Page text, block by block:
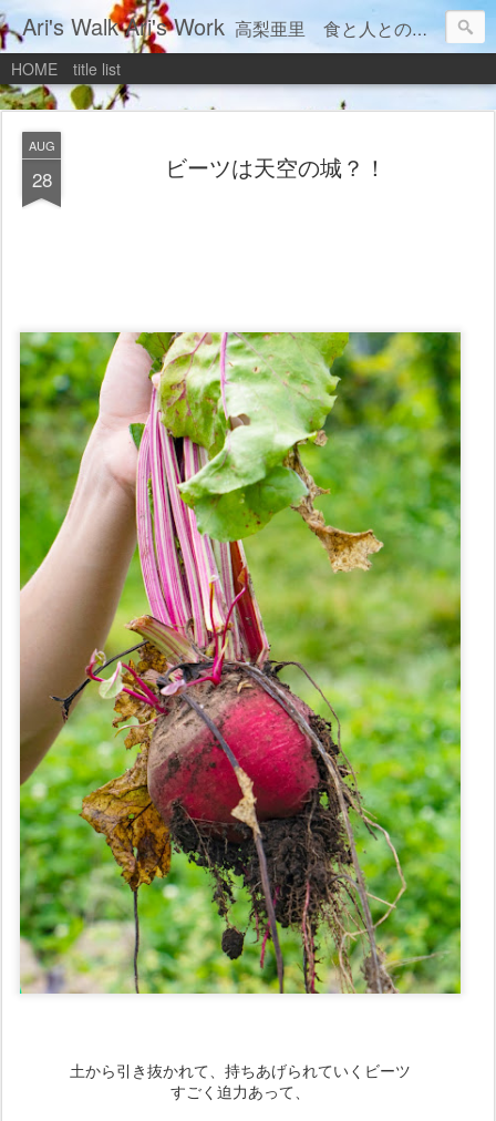
Ari's Walk Ari's Work 高梨亜里 食と人との間にもっと素敵を探す旅 ‘Ari’s Walk’ is a colourful journey through healthy organic food, colors, happiness, and elegance.
HOME title list
AUG
28 ビーツは天空の城？！
土から引き抜かれて、持ちあげられていくビーツ
すごく迫力あって、